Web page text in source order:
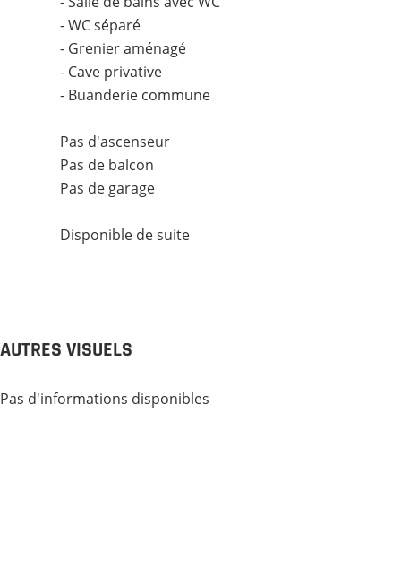
- WC séparé
- Grenier aménagé
- Cave privative
- Buanderie commune
Pas d'ascenseur
Pas de balcon
Pas de garage
Disponible de suite
AUTRES VISUELS
Pas d'informations disponibles